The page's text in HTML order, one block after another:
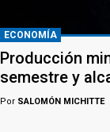
ECONOMÍA
Producción
semestre y
Por SALOMÓN MICHITTE